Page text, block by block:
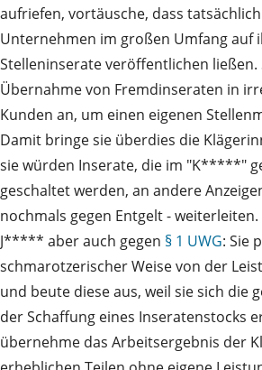
aufriefen, vortäusche, dass
Unternehmen im großen Umfang auf
Stelleninserate veröffentlichen ließen.
Übernahme von Fremdinseraten in
Kunden an, um einen eigenen
Damit bringe sie überdies die
sie würden Inserate, die im "K*****"
geschaltet werden, an andere
nochmals gegen Entgelt -
J***** aber auch gegen § 1 UWG: Sie
schmarotzerischer Weise von der
und beute diese aus, weil sie sich die
der Schaffung eines Inseratenstocks
übernehme das Arbeitsergebnis der